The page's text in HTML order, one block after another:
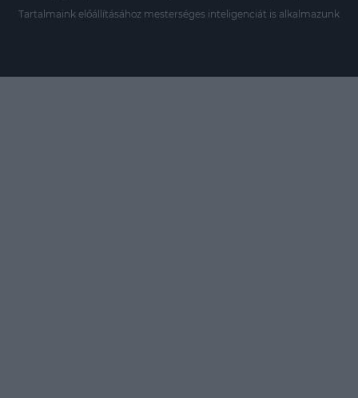
Tartalmaink előállításához mesterséges inteligenciát is alkalmazunk